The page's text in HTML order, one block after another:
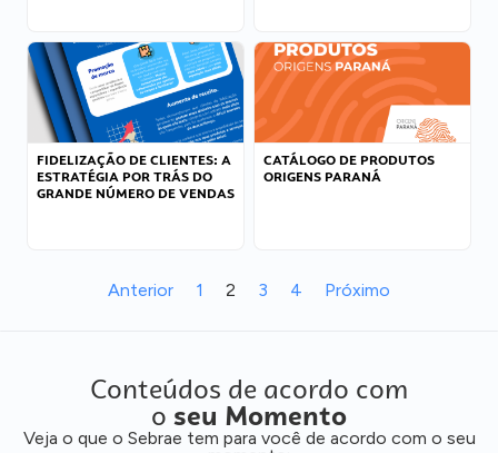
FIDELIZAÇÃO DE CLIENTES: A
ESTRATÉGIA POR TRÁS DO
GRANDE NÚMERO DE VENDAS
CATÁLOGO DE PRODUTOS
ORIGENS PARANÁ
Anterior 1 2 3 4 Próximo
Conteúdos de acordo com
o seu Momento
Veja o que o Sebrae tem para você de acordo com o seu